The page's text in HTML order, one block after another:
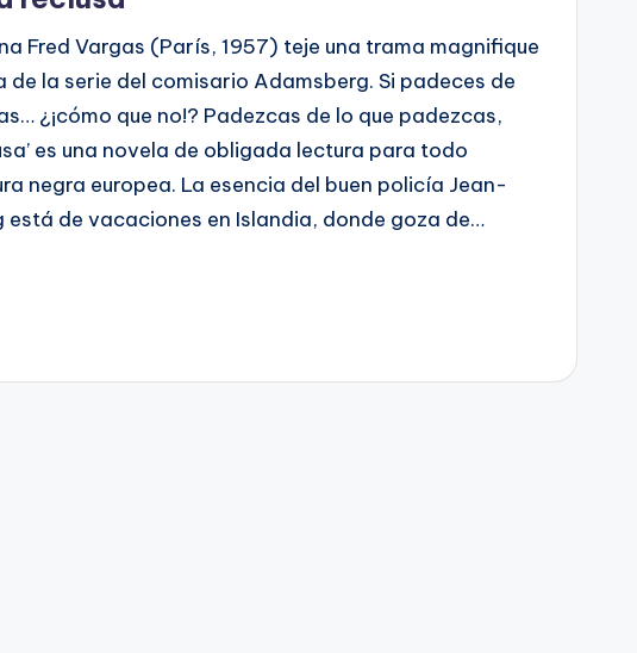
Fred Vargas (París, 1957) teje una trama magnifique
de la serie del comisario Adamsberg. Si padeces de
¿¡cómo que no!? Padezcas de lo que padezcas,
es una novela de obligada lectura para todo
negra europea. La esencia del buen policía Jean-
de vacaciones en Islandia, donde goza de…